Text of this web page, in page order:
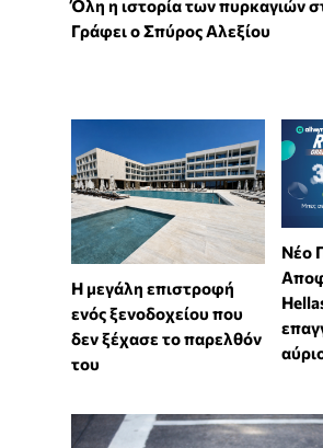
Όλη η ιστορία των πυρκαγιών
Γράφει ο Σπύρος Αλεξίου
Η μεγάλη επιστροφή
ενός ξενοδοχείου που
δεν ξέχασε το παρελθόν
του
Νέο